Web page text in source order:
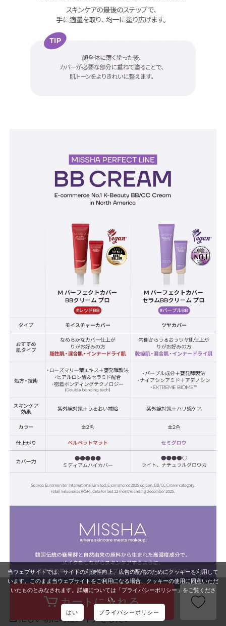
当ウェブサイトでは、サイトの利便性向上、広告の配信のためにクッキーを利用して
います。このまま当ウェブサイトをご利用になる場合、クッキーの使用に同意いただ
いたものとみなされます。詳細については「プライバシーポリシー」をご覧くださ
い。
はい プライバシーポリシー
こんな方におすすめ
忙しい朝に時短メイクをしたい